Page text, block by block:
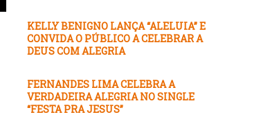
KELLY BENIGNO LANÇA “ALELUIA” E
CONVIDA O PÚBLICO A CELEBRAR A
DEUS COM ALEGRIA
FERNANDES LIMA CELEBRA A
VERDADEIRA ALEGRIA NO SINGLE
“FESTA PRA JESUS”